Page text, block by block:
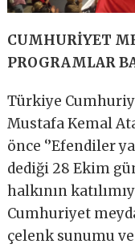
CUMHURİYET
PROGRAMLAR
Türkiye
Mustafa Kemal
önce ‘’Efendiler
dediği 28 Ekim
halkının
Cumhuriyet
çelenk sunumu ve